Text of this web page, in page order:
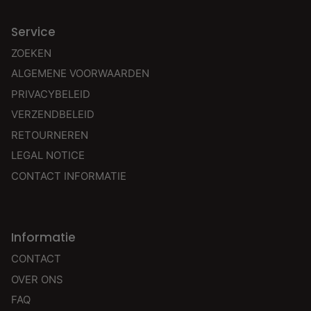
Service
ZOEKEN
ALGEMENE VOORWAARDEN
PRIVACYBELEID
VERZENDBELEID
RETOURNEREN
LEGAL NOTICE
CONTACT INFORMATIE
Informatie
CONTACT
OVER ONS
FAQ